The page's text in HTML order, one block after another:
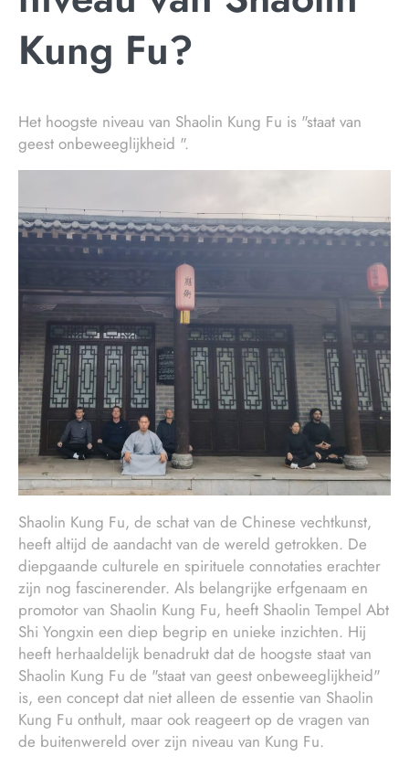
Kung Fu?
Het hoogste niveau van Shaolin Kung Fu is "staat van
geest onbeweeglijkheid ".
Shaolin Kung Fu, de schat van de Chinese vechtkunst,
heeft altijd de aandacht van de wereld getrokken. De
diepgaande culturele en spirituele connotaties erachter
zijn nog fascinerender. Als belangrijke erfgenaam en
promotor van Shaolin Kung Fu, heeft Shaolin Tempel Abt
Shi Yongxin een diep begrip en unieke inzichten. Hij
heeft herhaaldelijk benadrukt dat de hoogste staat van
Shaolin Kung Fu de "staat van geest onbeweeglijkheid"
is, een concept dat niet alleen de essentie van Shaolin
Kung Fu onthult, maar ook reageert op de vragen van
de buitenwereld over zijn niveau van Kung Fu.